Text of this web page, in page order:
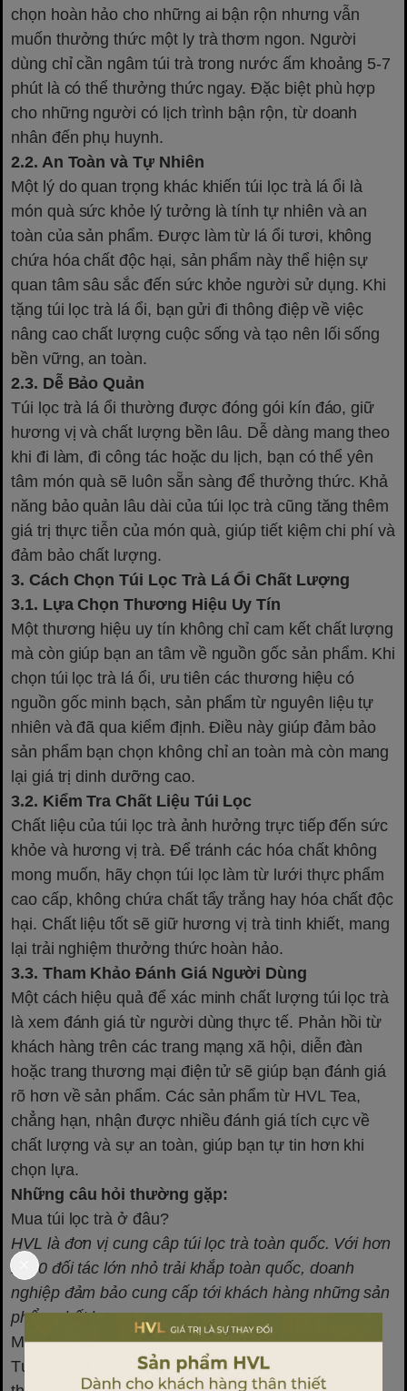
chọn hoàn hảo cho những ai bận rộn nhưng vẫn
muốn thưởng thức một ly trà thơm ngon. Người
dùng chỉ cần ngâm túi trà trong nước ấm khoảng 5-7
phút là có thể thưởng thức ngay. Đặc biệt phù hợp
cho những người có lịch trình bận rộn, từ doanh
nhân đến phụ huynh.
2.2. An Toàn và Tự Nhiên
Một lý do quan trọng khác khiến túi lọc trà lá ổi là
món quà sức khỏe lý tưởng là tính tự nhiên và an
toàn của sản phẩm. Được làm từ lá ổi tươi, không
chứa hóa chất độc hại, sản phẩm này thể hiện sự
quan tâm sâu sắc đến sức khỏe người sử dụng. Khi
tặng túi lọc trà lá ổi, bạn gửi đi thông điệp về việc
nâng cao chất lượng cuộc sống và tạo nên lối sống
bền vững, an toàn.
2.3. Dễ Bảo Quản
Túi lọc trà lá ổi thường được đóng gói kín đáo, giữ
hương vị và chất lượng bền lâu. Dễ dàng mang theo
khi đi làm, đi công tác hoặc du lịch, bạn có thể yên
tâm món quà sẽ luôn sẵn sàng để thưởng thức. Khả
năng bảo quản lâu dài của túi lọc trà cũng tăng thêm
giá trị thực tiễn của món quà, giúp tiết kiệm chi phí và
đảm bảo chất lượng.
3. Cách Chọn Túi Lọc Trà Lá Ổi Chất Lượng
3.1. Lựa Chọn Thương Hiệu Uy Tín
Một thương hiệu uy tín không chỉ cam kết chất lượng
mà còn giúp bạn an tâm về nguồn gốc sản phẩm. Khi
chọn túi lọc trà lá ổi, ưu tiên các thương hiệu có
nguồn gốc minh bạch, sản phẩm từ nguyên liệu tự
nhiên và đã qua kiểm định. Điều này giúp đảm bảo
sản phẩm bạn chọn không chỉ an toàn mà còn mang
lại giá trị dinh dưỡng cao.
3.2. Kiểm Tra Chất Liệu Túi Lọc
Chất liệu của túi lọc trà ảnh hưởng trực tiếp đến sức
khỏe và hương vị trà. Để tránh các hóa chất không
mong muốn, hãy chọn túi lọc làm từ lưới thực phẩm
cao cấp, không chứa chất tẩy trắng hay hóa chất độc
hại. Chất liệu tốt sẽ giữ hương vị trà tinh khiết, mang
lại trải nghiệm thưởng thức hoàn hảo.
3.3. Tham Khảo Đánh Giá Người Dùng
Một cách hiệu quả để xác minh chất lượng túi lọc trà
là xem đánh giá từ người dùng thực tế. Phản hồi từ
khách hàng trên các trang mạng xã hội, diễn đàn
hoặc trang thương mại điện tử sẽ giúp bạn đánh giá
rõ hơn về sản phẩm. Các sản phẩm từ HVL Tea,
chẳng hạn, nhận được nhiều đánh giá tích cực về
chất lượng và sự an toàn, giúp bạn tự tin hơn khi
chọn lựa.
Những câu hỏi thường gặp:
Mua túi lọc trà ở đâu?
HVL là đơn vị cung câp túi lọc trà toàn quốc. Với hơn
1000 đối tác lớn nhỏ trải khắp toàn quốc, doanh
nghiệp đảm bảo cung cấp tới khách hàng những sản
phẩm chất lượng cao.
Mẫu 100 túi lọc trà giá rẻ, chất lượng cao
Túi lọc trà đang được ưa chuộng nhất hiện nay